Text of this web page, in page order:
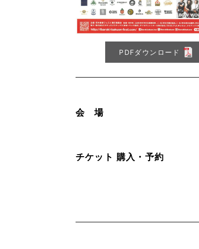
PDFダウンロード
会 場
チケット 購入・予約